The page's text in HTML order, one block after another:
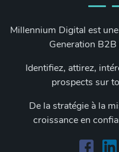
Millennium Digital est
Generation
Identifiez, attirez,
prospects sur
De la stratégie à la
croissance en